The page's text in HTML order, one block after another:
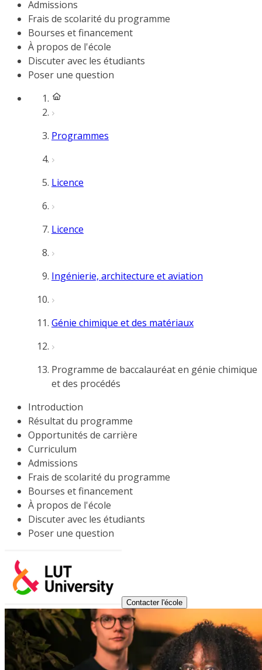
Admissions
Frais de scolarité du programme
Bourses et financement
À propos de l'école
Discuter avec les étudiants
Poser une question
Programmes
Licence
Licence
Ingénierie, architecture et aviation
Génie chimique et des matériaux
Programme de baccalauréat en génie chimique
et des procédés
Introduction
Résultat du programme
Opportunités de carrière
Curriculum
Admissions
Frais de scolarité du programme
Bourses et financement
À propos de l'école
Discuter avec les étudiants
Poser une question
Contacter l'école